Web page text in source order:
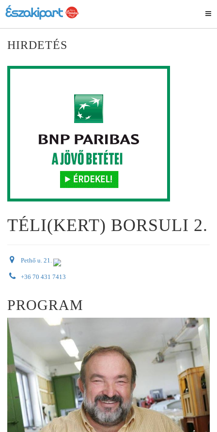
HIRDETÉS
TÉLI(KERT) BORSULI 2.
Pethő u. 21.
+36 70 431 7413
PROGRAM